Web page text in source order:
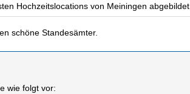
Hochzeitslocations von Meiningen abgebildet.
schöne Standesämter.
wie folgt vor: